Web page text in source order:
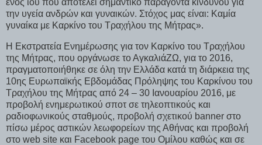
ενός ιού που αποτελεί σημαντικό παράγοντα κινδύνου για
την υγεία ανδρών και γυναικών. Στόχος μας είναι: Καμία
γυναίκα με Καρκίνο του Τραχήλου της Μήτρας».
Η Εκστρατεία Ενημέρωσης για τον Kαρκίνο του Tραχήλου
της Mήτρας, που οργάνωσε το ΑγκαλιάΖΩ, για το 2016,
πραγματοποιήθηκε σε όλη την Ελλάδα κατά τη διάρκεια της
10ης Ευρωπαϊκής Εβδομάδας Πρόληψης του Καρκίνου του
Τραχήλου της Μήτρας από 24 – 30 Ιανουαρίου 2016, με
προβολή ενημερωτικού σποτ σε τηλεοπτικούς και
ραδιοφωνικούς σταθμούς, προβολή σχετικού banner στο
πίσω μέρος αστικών λεωφορείων της Αθήνας και προβολή
στο web site και Facebook page του Ομίλου καθώς και σε